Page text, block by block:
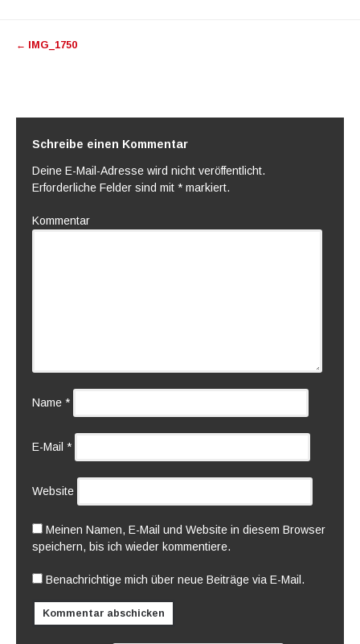
Navigation
← IMG_1750
Schreibe einen Kommentar
Deine E-Mail-Adresse wird nicht veröffentlicht.
Erforderliche Felder sind mit * markiert.
Kommentar
Name *
E-Mail *
Website
Meinen Namen, E-Mail und Website in diesem Browser
speichern, bis ich wieder kommentiere.
Benachrichtige mich über neue Beiträge via E-Mail.